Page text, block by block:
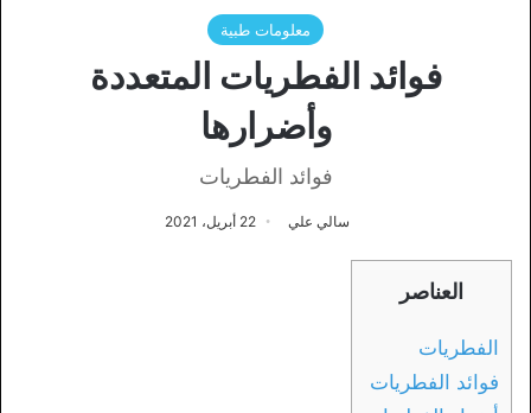
معلومات طبية
فوائد الفطريات المتعددة
وأضرارها
فوائد الفطريات
سالي علي 22 أبريل، 2021
العناصر
الفطريات
فوائد الفطريات